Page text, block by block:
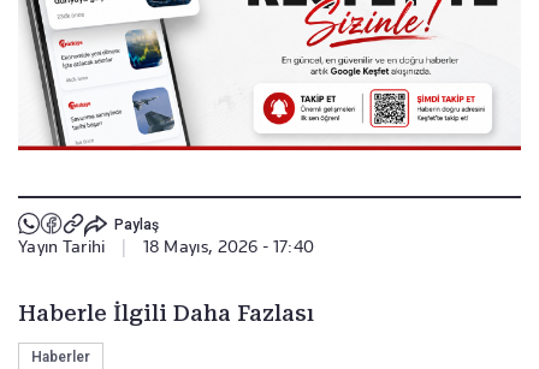
Paylaş
Yayın Tarihi 18 Mayıs, 2026 - 17:40
Haberle İlgili Daha Fazlası
Haberler